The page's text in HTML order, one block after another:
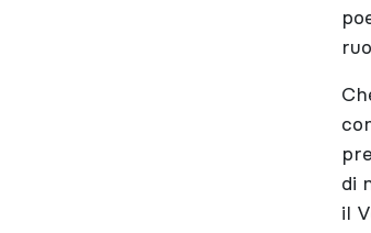
di
il